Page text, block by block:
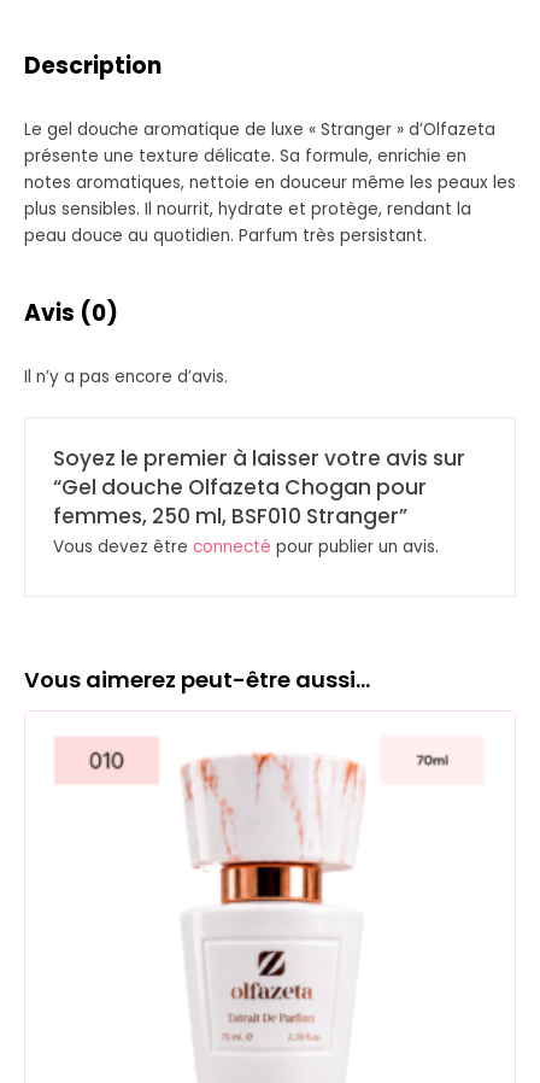
Description
Le gel douche aromatique de luxe « Stranger » d’Olfazeta
présente une texture délicate. Sa formule, enrichie en
notes aromatiques, nettoie en douceur même les peaux les
plus sensibles. Il nourrit, hydrate et protège, rendant la
peau douce au quotidien. Parfum très persistant.
Avis (0)
Il n’y a pas encore d’avis.
Soyez le premier à laisser votre avis sur
“Gel douche Olfazeta Chogan pour
femmes, 250 ml, BSF010 Stranger”
Vous devez être connecté pour publier un avis.
Vous aimerez peut-être aussi…